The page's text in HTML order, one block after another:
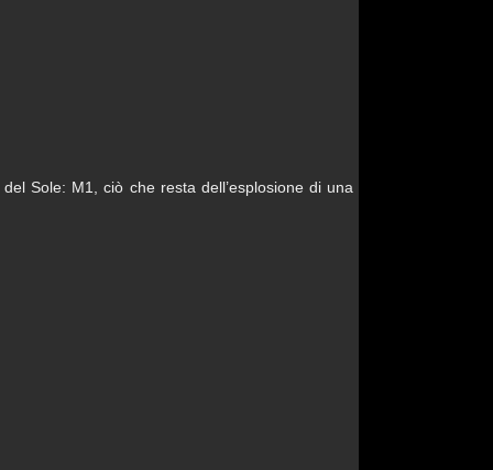
Sole: M1, ciò che resta dell’esplosione di una